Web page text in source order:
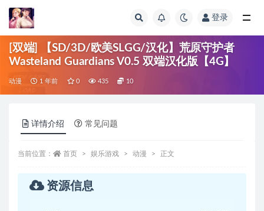
登录
[双端] 【SD/3D/欧美SLGG/汉化】荒原守护者
Wasteland Guardians V0.5 双端汉化版【4G】
动漫 1 年前 0 435 10
详情介绍 常见问题
当前位置： 首页 娱乐游戏 动漫 正文
资源信息